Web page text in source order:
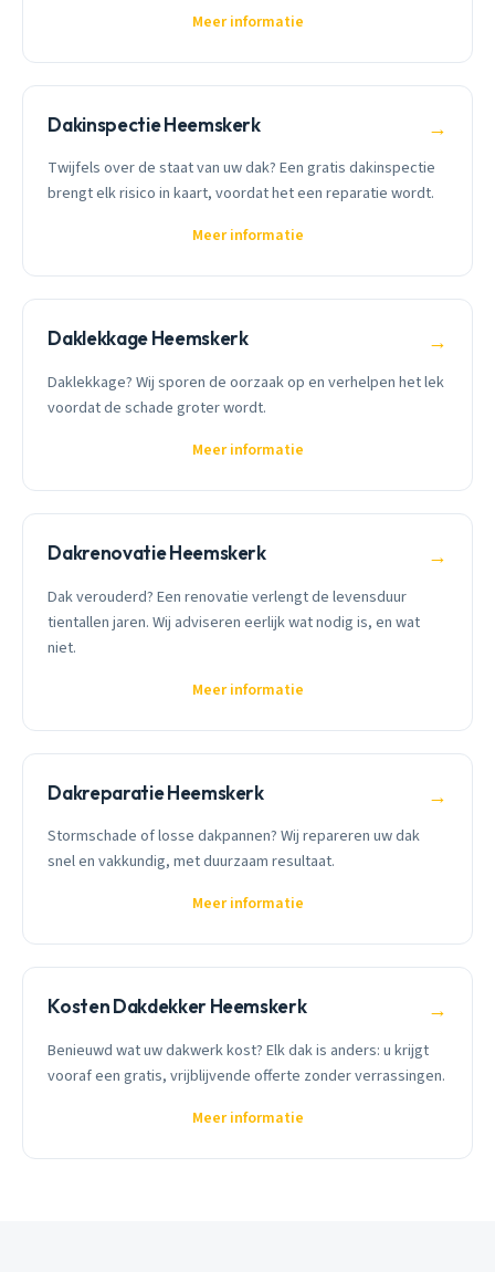
Meer informatie
Dakinspectie Heemskerk →
Twijfels over de staat van uw dak? Een gratis dakinspectie
brengt elk risico in kaart, voordat het een reparatie wordt.
Meer informatie
Daklekkage Heemskerk →
Daklekkage? Wij sporen de oorzaak op en verhelpen het lek
voordat de schade groter wordt.
Meer informatie
Dakrenovatie Heemskerk →
Dak verouderd? Een renovatie verlengt de levensduur
tientallen jaren. Wij adviseren eerlijk wat nodig is, en wat
niet.
Meer informatie
Dakreparatie Heemskerk →
Stormschade of losse dakpannen? Wij repareren uw dak
snel en vakkundig, met duurzaam resultaat.
Meer informatie
Kosten Dakdekker Heemskerk →
Benieuwd wat uw dakwerk kost? Elk dak is anders: u krijgt
vooraf een gratis, vrijblijvende offerte zonder verrassingen.
Meer informatie